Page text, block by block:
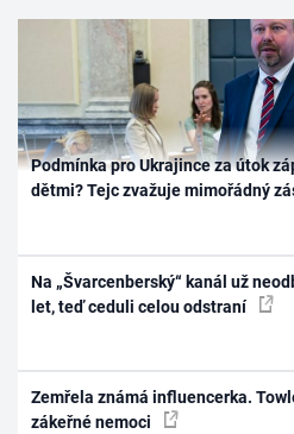
Podmínka pro Ukrajince za útok
dětmi? Tejc zvažuje mimořádný
Na „Švarcenberský“ kanál už
let, teď ceduli celou odstraní
Zemřela známá influencerka.
zákeřné nemoci